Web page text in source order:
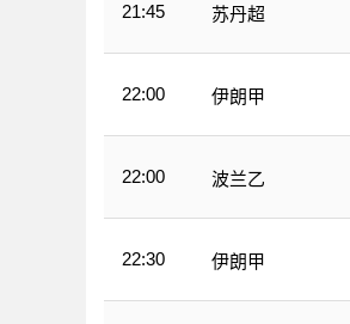
21:45 苏丹超
22:00 伊朗甲
22:00 波兰乙
22:30 伊朗甲